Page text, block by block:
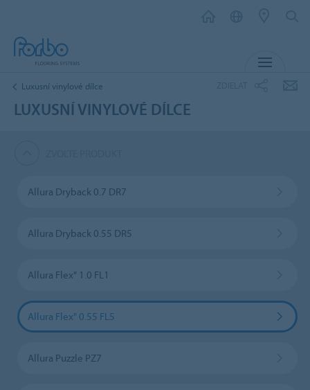
Luxusní vinylové dílce
LUXUSNÍ VINYLOVÉ DÍLCE
Allura Dryback 0.7 DR7
Allura Dryback 0.55 DR5
Allura Flex" 1.0 FL1
Allura Flex" 0.55 FL5
Allura Puzzle PZ7